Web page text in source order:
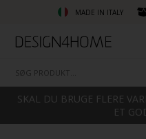
MADE IN ITALY
SKAL DU BRUGE FLERE
ET